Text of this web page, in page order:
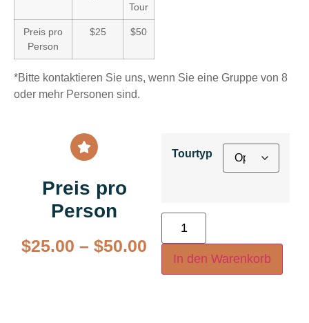
Tour
Preis pro
Person
$25 $50
*Bitte kontaktieren Sie uns, wenn Sie eine Gruppe von 8
oder mehr Personen sind.
Preis pro
Person
$25.00 – $50.00
Tourtyp
In den Warenkorb